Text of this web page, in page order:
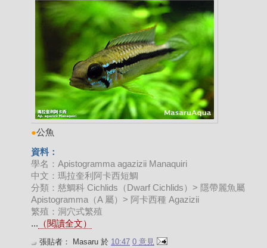
●公魚
資料：
學名：Apistogramma agazizii Manaquiri
中文：瑪拉奎利阿卡西短鯛
分類：慈鯛科 Cichlids（Dwarf Cichlids）> 隱帶麗魚屬
Apistogramma（A 屬）> 阿卡西種 Agazizii
繁殖：洞穴式繁殖
... （閱讀全文）
張貼者： Masaru 於 10:47 0 意見